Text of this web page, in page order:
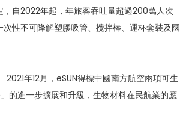
自2022年起，年旅客吞吐量超過200萬人次
性不可降解塑膠吸管、攪拌棒、運杯套裝及國
年12月，eSUN得標中國南方航空兩項可生
的進一步擴展和升級，生物材料在民航業的應